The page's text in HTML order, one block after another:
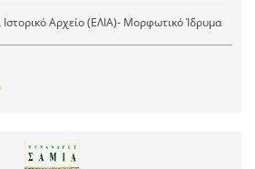
Ιστορικό Αρχείο (ΕΛΙΑ)- Μορφωτικό Ίδρυμα